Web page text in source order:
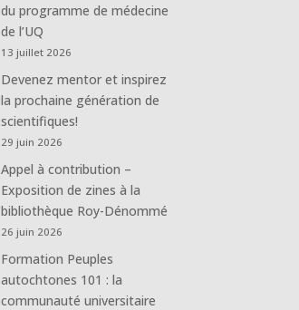
du programme de médecine
de l’UQ
13 juillet 2026
Devenez mentor et inspirez
la prochaine génération de
scientifiques!
29 juin 2026
Appel à contribution –
Exposition de zines à la
bibliothèque Roy-Dénommé
26 juin 2026
Formation Peuples
autochtones 101 : la
communauté universitaire